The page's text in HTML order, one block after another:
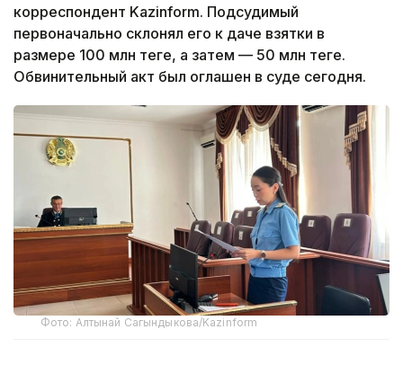
корреспондент Kazinform. Подсудимый
первоначально склонял его к даче взятки в
размере 100 млн теңге, а затем — 50 млн теңге.
Обвинительный акт был оглашен в суде сегодня.
Фото: Алтынай Сагындыкова/Kazinform